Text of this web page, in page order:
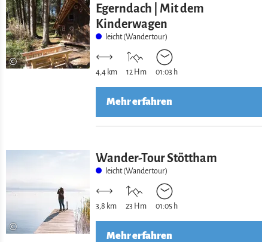
©
Egerndach | Mit dem
Kinderwagen
leicht (Wandertour)
4,4 km 12 Hm 01:03 h
Mehr erfahren
©
Wander-Tour Stöttham
leicht (Wandertour)
3,8 km 23 Hm 01:05 h
Mehr erfahren